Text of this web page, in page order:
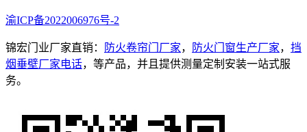
渝ICP备2022006976号-2
锦宏门业厂家直销： 防火卷帘门厂家， 防火门窗生产厂家， 挡
烟垂壁厂家电话，等产品，并且提供测量定制安装一站式服
务。